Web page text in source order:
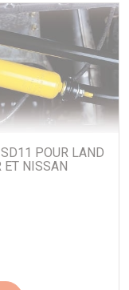
POUR LAND
ET NISSAN